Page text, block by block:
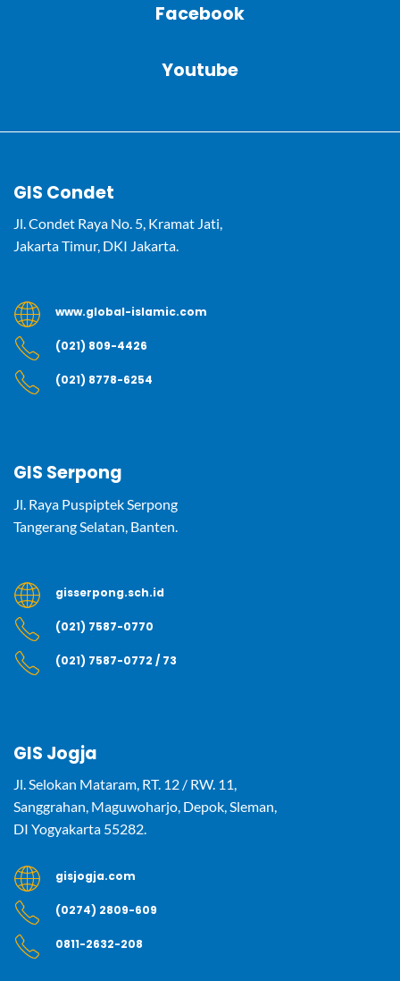
Facebook
Youtube
GIS Condet
Jl. Condet Raya No. 5, Kramat Jati,
Jakarta Timur, DKI Jakarta.
www.global-islamic.com
(021) 809-4426
(021) 8778-6254
GIS Serpong
Jl. Raya Puspiptek Serpong
Tangerang Selatan, Banten.
gisserpong.sch.id
(021) 7587-0770
(021) 7587-0772 / 73
GIS Jogja
Jl. Selokan Mataram, RT. 12 / RW. 11,
Sanggrahan, Maguwoharjo, Depok, Sleman,
DI Yogyakarta 55282.
gisjogja.com
(0274) 2809-609
0811-2632-208